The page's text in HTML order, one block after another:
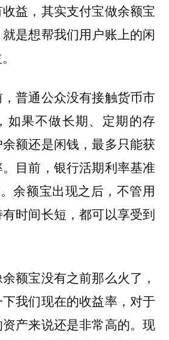
益，其实支付宝做余额宝
是想帮我们用户账上的闲
普通公众没有接触货币市
如果不做长期、定期的存
额还是闲钱，最多只能获
目前，银行活期利率基准
余额宝出现之后，不管用
时间长短，都可以享受到
额宝没有之前那么火了，
我们现在的收益率，对于
产来说还是非常高的。现